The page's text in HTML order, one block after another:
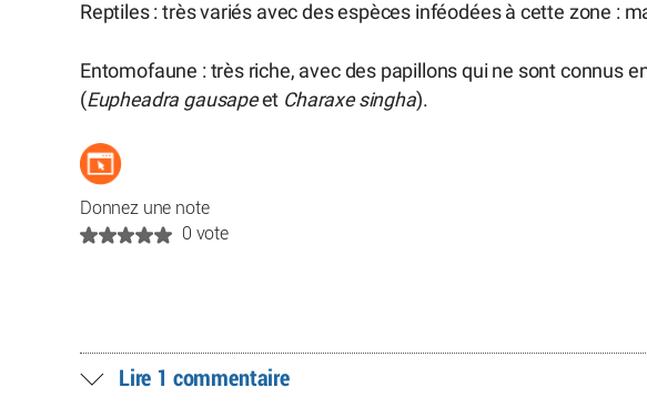
Reptiles : très variés avec des espèces inféodées à cette zone :
Entomofaune : très riche, avec des papillons qui ne sont connus
(Eupheadra gausapeet Charaxe singha).
Donnez une note
0 vote
Lire 1 commentaire